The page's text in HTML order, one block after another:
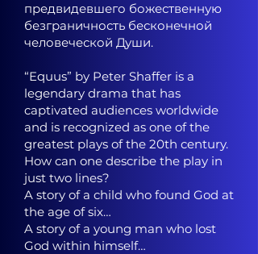
предвидевшего божественную
безграничность бесконечной
человеческой Души.
“Equus” by Peter Shaffer is a
legendary drama that has
captivated audiences worldwide
and is recognized as one of the
greatest plays of the 20th century.
How can one describe the play in
just two lines?
A story of a child who found God at
the age of six…
A story of a young man who lost
God within himself…